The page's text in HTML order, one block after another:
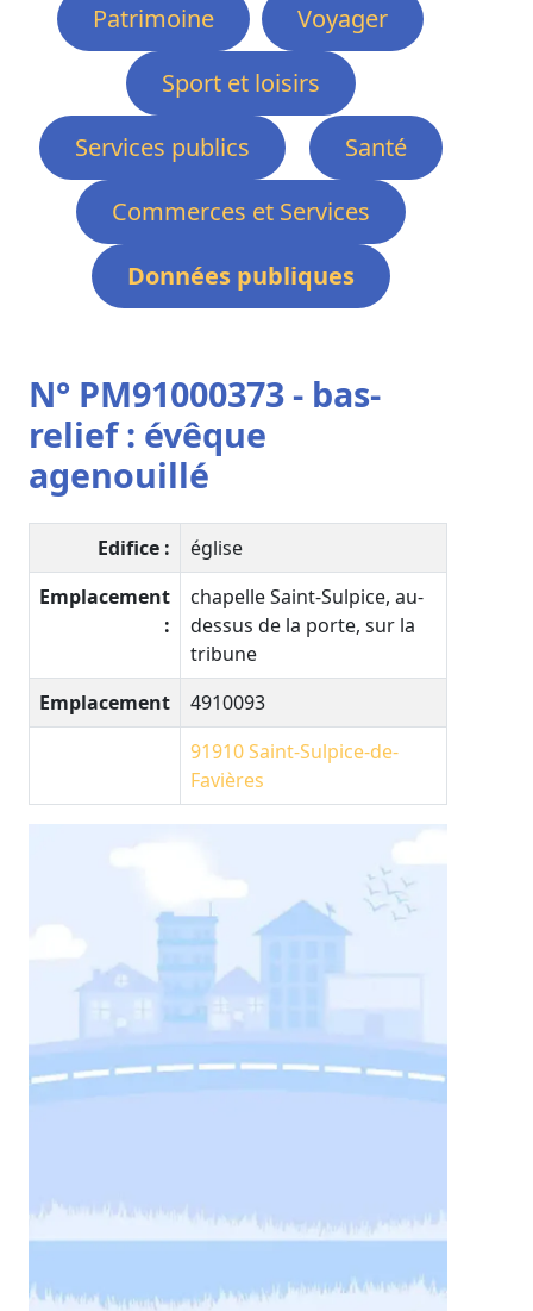
Patrimoine
Voyager
Sport et loisirs
Services publics
Santé
Commerces et Services
Données publiques
N° PM91000373 - bas-
relief : évêque
agenouillé
Edifice :
église
Emplacement
:
chapelle Saint-Sulpice, au-
dessus de la porte, sur la
tribune
Emplacement
4910093
91910Saint-Sulpice-de-
Favières